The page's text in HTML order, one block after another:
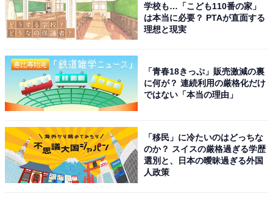
アクセス・料金・宿泊情報は？
アクセス
学校も…「こども110番の家」
は本当に必要？ PTAが直面する
理想と現実
「青春18きっぷ」販売激減の裏
に何が？ 連続利用の厳格化だけ
ではない「本当の理由」
「移民」に冷たいのはどっちな
のか？ スイスの厳格過ぎる学歴
選別と、日本の曖昧過ぎる外国
人政策